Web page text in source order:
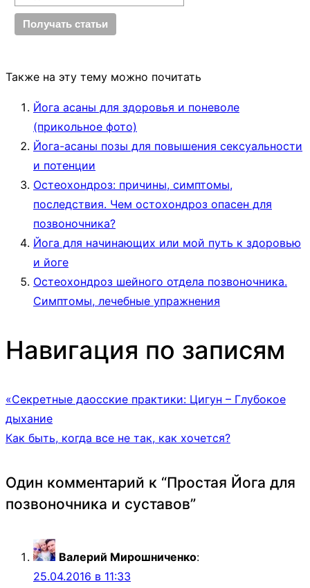
Также на эту тему можно почитать
Йога асаны для здоровья и поневоле
(прикольное фото)
Йога-асаны позы для повышения сексуальности
и потенции
Остеохондроз: причины, симптомы,
последствия. Чем остохондроз опасен для
позвоночника?
Йога для начинающих или мой путь к здоровью
и йоге
Остеохондроз шейного отдела позвоночника.
Симптомы, лечебные упражнения
Навигация по записям
«Секретные даосские практики: Цигун – Глубокое
дыхание
Как быть, когда все не так, как хочется?
Один комментарий к “Простая Йога для
позвоночника и суставов”
Валерий Мирошниченко:
25.04.2016 в 11:33